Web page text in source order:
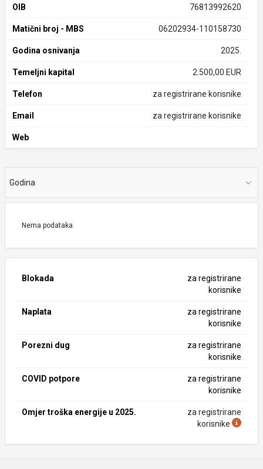
OIB 76813992620
Matični broj - MBS 06202934-110158730
Godina osnivanja 2025.
Temeljni kapital 2.500,00 EUR
Telefon za registrirane korisnike
Email za registrirane korisnike
Web
Godina
Nema podataka.
Blokada
za registrirane
korisnike
Naplata
za registrirane
korisnike
Porezni dug
za registrirane
korisnike
COVID potpore
za registrirane
korisnike
Omjer troška energije u 2025.
za registrirane
korisnike